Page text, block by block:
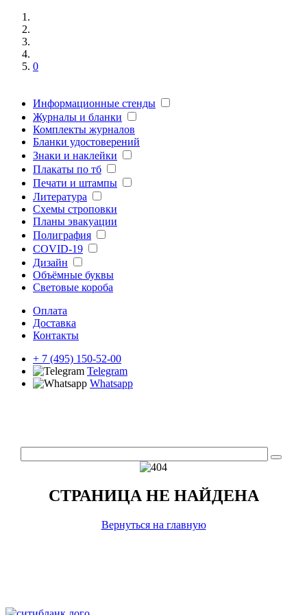
0
Информационные стенды
Журналы и бланки
Комплекты журналов
Бланки удостоверений
Знаки и наклейки
Плакаты по тб
Печати и штампы
Литература
Схемы строповки
Планы эвакуации
Полиграфия
COVID-19
Дизайн
Объёмные буквы
Световые короба
Оплата
Доставка
Контакты
+ 7 (495) 150-52-00
Telegram
Whatsapp
СТРАНИЦА НЕ НАЙДЕНА
Вернуться на главную